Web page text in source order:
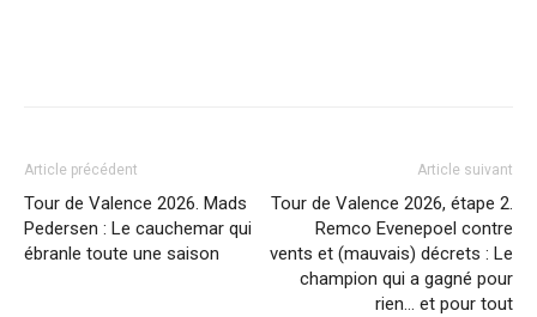
Article précédent
Tour de Valence 2026. Mads
Pedersen : Le cauchemar qui
ébranle toute une saison
Article suivant
Tour de Valence 2026, étape 2.
Remco Evenepoel contre
vents et (mauvais) décrets : Le
champion qui a gagné pour
rien… et pour tout